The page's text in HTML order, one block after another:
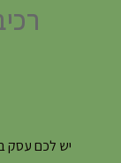
יש לכם עסק